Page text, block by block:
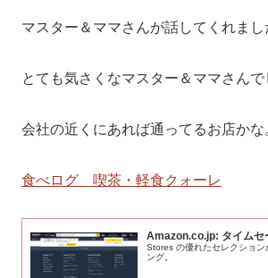
マスター＆ママさんが話してくれまし
とても気さくなマスター＆ママさんで
会社の近くにあれば通ってるお店かな
食べログ 喫茶・軽食クォーレ
Amazon.co.jp: タイムセ
Stores の優れたセレクショ
ング。